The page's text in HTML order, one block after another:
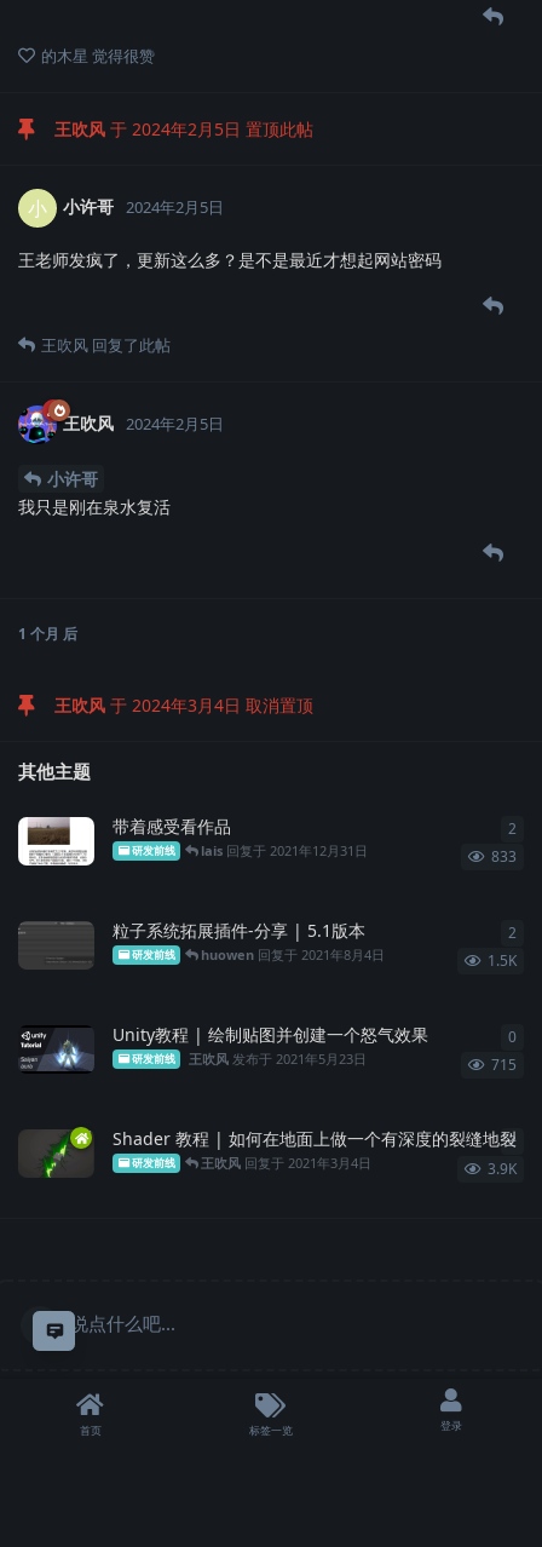
意见反馈
的木星 觉得很赞
王吹风 于 2024年2月5日 置顶此帖
小 小许哥 2024年2月5日
王老师发疯了，更新这么多？是不是最近才想起网站密码
王吹风 回复了此帖
王吹风 2024年2月5日
小许哥
我只是刚在泉水复活
1 个月 后
王吹风 于 2024年3月4日 取消置顶
其他主题
带着感受看作品
研发前线 lais 回复于 2021年12月31日 833
2
粒子系统拓展插件-分享 | 5.1版本
研发前线 huowen 回复于 2021年8月4日 1.5K
2
Unity教程 | 绘制贴图并创建一个怒气效果
研发前线 王吹风 发布于 2021年5月23日 715
0
Shader 教程 | 如何在地面上做一个有深度的裂缝地裂
研发前线 王吹风 回复于 2021年3月4日 3.9K
2
说点什么吧...
首页 标签一览 登录